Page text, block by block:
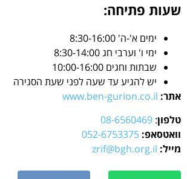
שעות פתיחה:
ימים א'-ה' 8:30-16:00
ימי ו' וערבי חג 8:30-14:00
שבתות וחגים 10:00-16:00
יש להגיע עד שעה לפני שעת הסגירה
אתר: www.ben-gurion.co.il
טלפון:
08-6560469
וואטסאפ:
052-6753375
מייל: zrif@bgh.org.il